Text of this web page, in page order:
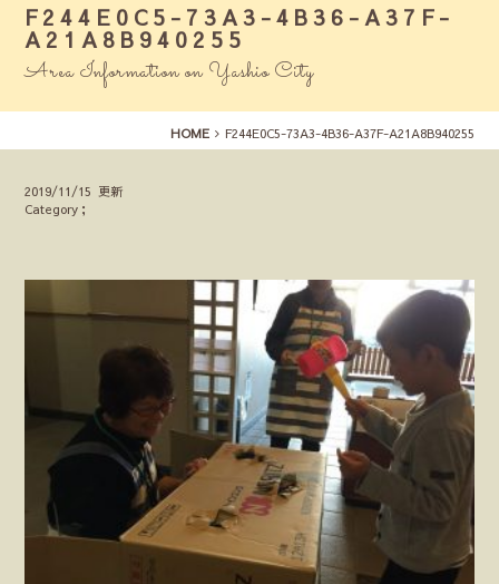
F244E0C5-73A3-4B36-A37F-
A21A8B940255
Area Information on Yashio City
HOME F244E0C5-73A3-4B36-A37F-A21A8B940255
2019/11/15 更新
Category；